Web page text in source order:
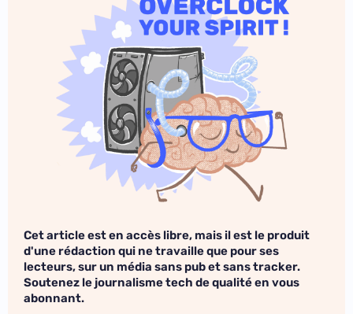
Cet article est en accès libre, mais il est le produit
d'une rédaction qui ne travaille que pour ses
lecteurs, sur un média sans pub et sans tracker.
Soutenez le journalisme tech de qualité en vous
abonnant.